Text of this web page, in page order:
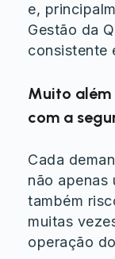
e,
Gestão da
consistente
Muito além
com a
Cada
não apenas
também
muitas
operação